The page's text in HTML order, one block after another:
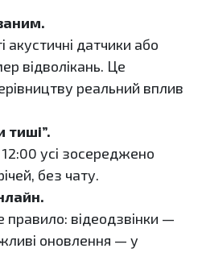
акустичні датчики або
відволікань. Це
реальний вплив
тиші”.
усі зосереджено
без чату.
правило: відеодзвінки —
оновлення — у